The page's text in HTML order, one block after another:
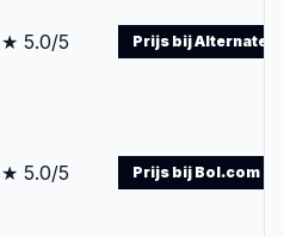
★ 5.0/5 Prijs bij Alternate
★ 5.0/5 Prijs bij Bol.com